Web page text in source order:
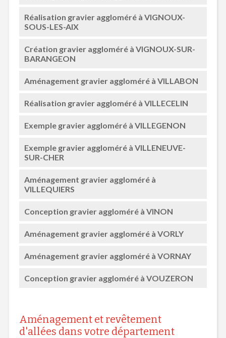
Réalisation gravier aggloméré à VIGNOUX-
SOUS-LES-AIX
Création gravier aggloméré à VIGNOUX-SUR-
BARANGEON
Aménagement gravier aggloméré à VILLABON
Réalisation gravier aggloméré à VILLECELIN
Exemple gravier aggloméré à VILLEGENON
Exemple gravier aggloméré à VILLENEUVE-
SUR-CHER
Aménagement gravier aggloméré à
VILLEQUIERS
Conception gravier aggloméré à VINON
Aménagement gravier aggloméré à VORLY
Aménagement gravier aggloméré à VORNAY
Conception gravier aggloméré à VOUZERON
Aménagement et revêtement
d'allées dans votre département